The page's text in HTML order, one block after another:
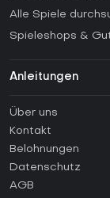
Alle Spiele
Spieleshops &
Anleitungen
Anleitungen
Wie aktiviert man
Wie aktiviert man
Wie aktiviert man
Über uns
Kontakt
Belohnungen
Datenschutz
AGB